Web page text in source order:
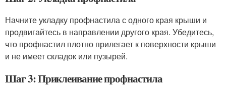
Начните укладку профнастила с одного края крыши и
продвигайтесь в направлении другого края. Убедитесь,
что профнастил плотно прилегает к поверхности крыши
и не имеет складок или пузырей.
Шаг 3: Приклеивание профнастила